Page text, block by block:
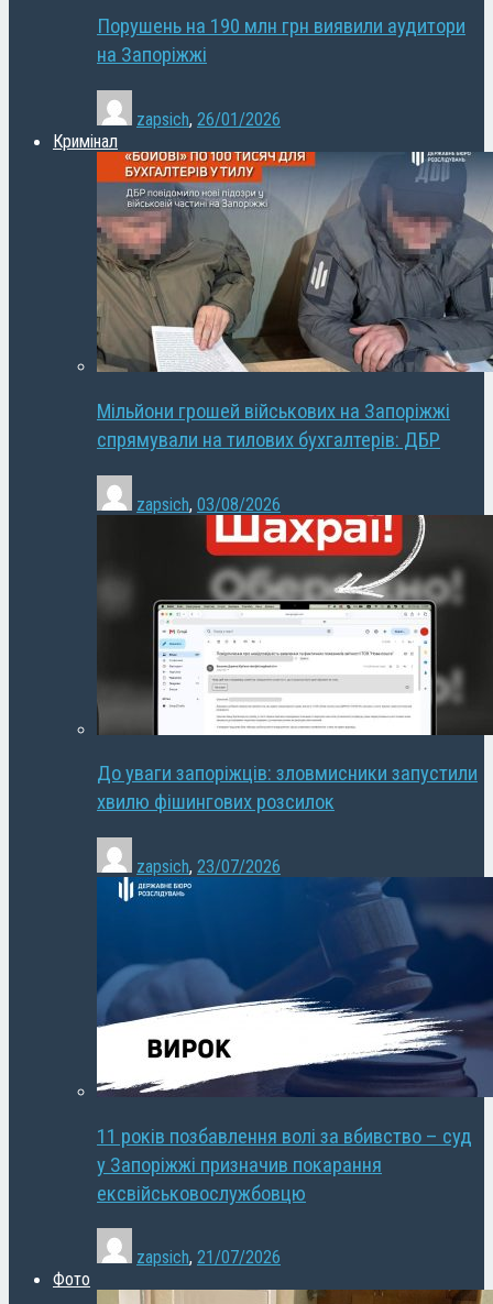
Порушень на 190 млн грн виявили аудитори
на Запоріжжі
zapsich, 26/01/2026
Кримінал
Мільйони грошей військових на Запоріжжі
спрямували на тилових бухгалтерів: ДБР
zapsich, 03/08/2026
До уваги запоріжців: зловмисники запустили
хвилю фішингових розсилок
zapsich, 23/07/2026
11 років позбавлення волі за вбивство – суд
у Запоріжжі призначив покарання
ексвійськовослужбовцю
zapsich, 21/07/2026
Фото